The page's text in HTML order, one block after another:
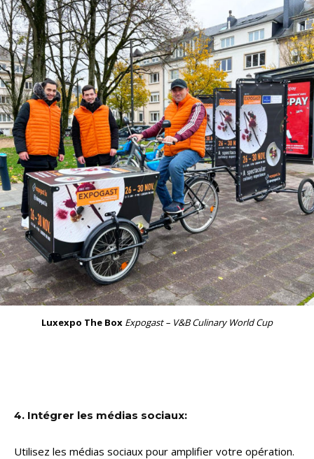
Luxexpo The Box Expogast – V&B Culinary World Cup
4. Intégrer les médias sociaux:
Utilisez les médias sociaux pour amplifier votre opération.